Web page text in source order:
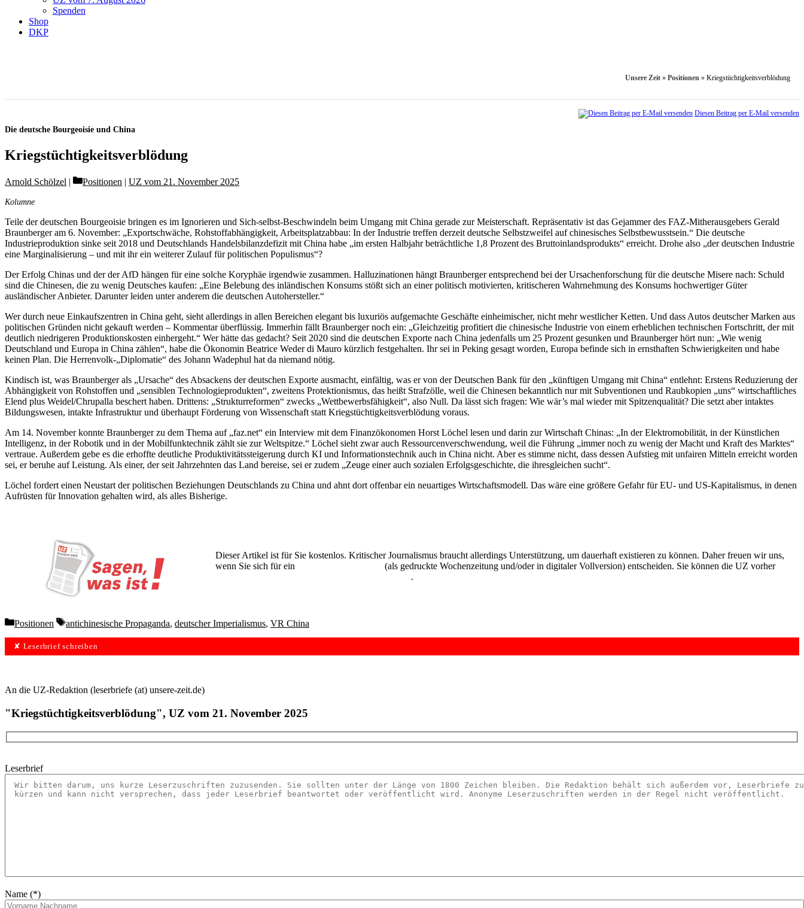
Spenden
Shop
DKP
Unsere Zeit » Positionen » Kriegstüchtigkeitsverblödung
Diesen Beitrag per E-Mail versenden
Die deutsche Bourgeoisie und China
Kriegstüchtigkeitsverblödung
Arnold Schölzel Categories
Positionen | UZ vom 21. November 2025
Kolumne
Teile der deutschen Bourgeoisie bringen es im Ignorieren und Sich-selbst-Beschwindeln beim Umgang mit China gerade zur Meisterschaft. Repräsentativ ist das Gejammer des FAZ-Mit­herausgebers Gerald
Braunberger am 6. November: „Exportschwäche, Rohstoffabhängigkeit, Arbeitsplatzabbau: In der Industrie treffen derzeit deutsche Selbstzweifel auf chinesisches Selbstbewusstsein.“ Die deutsche
Industrieproduktion sinke seit 2018 und Deutschlands Handelsbilanzdefizit mit China habe „im ersten Halbjahr beträchtliche 1,8 Prozent des Bruttoinlandsprodukts“ erreicht. Drohe also „der deutschen Industrie
eine Marginalisierung – und mit ihr ein weiterer Zulauf für politischen Populismus“?
Der Erfolg Chinas und der der AfD hängen für eine solche Koryphäe irgendwie zusammen. Halluzinationen hängt Braunberger entsprechend bei der Ursachenforschung für die deutsche Misere nach: Schuld
sind die Chinesen, die zu wenig Deutsches kaufen: „Eine Belebung des inländischen Konsums stößt sich an einer politisch motivierten, kritischeren Wahrnehmung des Konsums hochwertiger Güter
ausländischer Anbieter. Darunter leiden unter anderem die deutschen Autohersteller.“
Wer durch neue Einkaufszentren in China geht, sieht allerdings in allen Bereichen elegant bis luxuriös aufgemachte Geschäfte einheimischer, nicht mehr westlicher Ketten. Und dass Autos deutscher Marken aus
politischen Gründen nicht gekauft werden – Kommentar überflüssig. Immerhin fällt Braunberger noch ein: „Gleichzeitig profitiert die chinesische Industrie von einem erheblichen technischen Fortschritt, der mit
deutlich niedrigeren Produktionskosten einhergeht.“ Wer hätte das gedacht? Seit 2020 sind die deutschen Exporte nach China jedenfalls um 25 Prozent gesunken und Braunberger hört nun: „Wie wenig
Deutschland und Europa in China zählen“, habe die Ökonomin Beatrice Weder di Mauro kürzlich festgehalten. Ihr sei in Peking gesagt worden, Europa befinde sich in ernsthaften Schwierigkeiten und habe
keinen Plan. Die Herrenvolk-„Diplomatie“ des Johann Wadephul hat da niemand nötig.
Kindisch ist, was Braunberger als „Ursache“ des Absackens der deutschen Exporte ausmacht, einfältig, was er von der Deutschen Bank für den „künftigen Umgang mit China“ entlehnt: Erstens Reduzierung der
Abhängigkeit von Rohstoffen und „sensiblen Technologieprodukten“, zweitens Protektionismus, das heißt Strafzölle, weil die Chinesen bekanntlich nur mit Subventionen und Raubkopien „uns“ wirtschaftliches
Elend plus Weidel/Chrupalla beschert haben. Drittens: „Strukturreformen“ zwecks „Wettbewerbsfähigkeit“, also Null. Da lässt sich fragen: Wie wär’s mal wieder mit Spitzenqualität? Die setzt aber intaktes
Bildungswesen, intakte Infrastruktur und überhaupt Förderung von Wissenschaft statt Kriegstüchtigkeitsverblödung voraus.
Am 14. November konnte Braunberger zu dem Thema auf „faz.net“ ein Interview mit dem Finanzökonomen Horst Löchel lesen und darin zur Wirtschaft Chinas: „In der Elektromobilität, in der Künstlichen
Intelligenz, in der Robotik und in der Mobilfunktechnik zählt sie zur Weltspitze.“ Löchel sieht zwar auch Ressourcenverschwendung, weil die Führung „immer noch zu wenig der Macht und Kraft des Marktes“
vertraue. Außerdem gebe es die erhoffte deutliche Produktivitätssteigerung durch KI und Informationstechnik auch in China nicht. Aber es stimme nicht, dass dessen Aufstieg mit unfairen Mitteln erreicht worden
sei, er beruhe auf Leistung. Als einer, der seit Jahrzehnten das Land bereise, sei er zudem „Zeuge einer auch sozialen Erfolgsgeschichte, die ihresgleichen sucht“.
Löchel fordert einen Neustart der politischen Beziehungen Deutschlands zu China und ahnt dort offenbar ein neuartiges Wirtschaftsmodell. Das wäre eine größere Gefahr für EU- und US-Kapitalismus, in denen
Aufrüsten für Innovation gehalten wird, als alles Bisherige.
Dieser Artikel ist für Sie kostenlos. Kritischer Journalismus braucht allerdings Unterstützung, um dauerhaft existieren zu können. Daher freuen wir uns,
wenn Sie sich für ein
(als gedruckte Wochenzeitung und/oder in digitaler Vollversion) entscheiden. Sie können die UZ vorher
.
Categories
Positionen Tags
antichinesische Propaganda, deutscher Imperialismus, VR China
✘ Leserbrief schreiben
An die UZ-Redaktion (leserbriefe (at) unsere-zeit.de)
"Kriegstüchtigkeitsverblödung", UZ vom 21. November 2025
Leserbrief
Name (*)